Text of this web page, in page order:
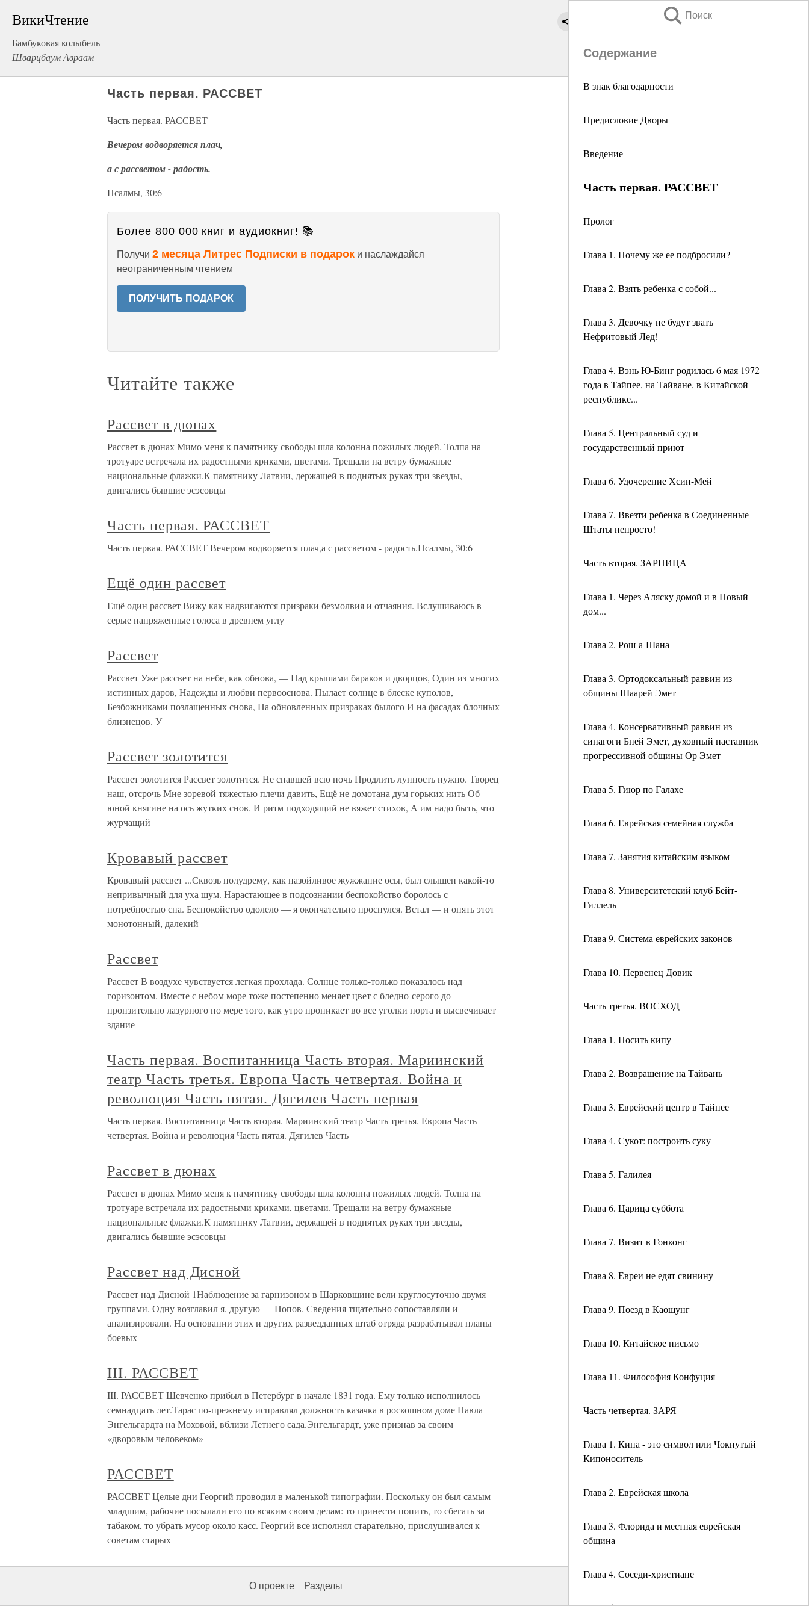
ВикиЧтение
Бамбуковая колыбель
Шварцбаум Авраам
Поиск
Содержание
В знак благодарности
Предисловие Дворы
Введение
Часть первая. РАССВЕТ
Пролог
Глава 1. Почему же ее подбросили?
Глава 2. Взять ребенка с собой...
Глава 3. Девочку не будут звать
Нефритовый Лед!
Глава 4. Вэнь Ю-Бинг родилась 6 мая 1972
года в Тайпее, на Тайване, в Китайской
республике...
Глава 5. Центральный суд и
государственный приют
Глава 6. Удочерение Хсин-Мей
Глава 7. Ввезти ребенка в Соединенные
Штаты непросто!
Часть вторая. ЗАРНИЦА
Глава 1. Через Аляску домой и в Новый
дом...
Глава 2. Рош-а-Шана
Глава 3. Ортодоксальный раввин из
общины Шаарей Эмет
Глава 4. Консервативный раввин из
синагоги Бней Эмет, духовный наставник
прогрессивной общины Ор Эмет
Глава 5. Гиюр по Галахе
Глава 6. Еврейская семейная служба
Глава 7. Занятия китайским языком
Глава 8. Университетский клуб Бейт-
Гиллель
Глава 9. Система еврейских законов
Глава 10. Первенец Довик
Часть третья. ВОСХОД
Глава 1. Носить кипу
Глава 2. Возвращение на Тайвань
Глава 3. Еврейский центр в Тайпее
Глава 4. Сукот: построить суку
Глава 5. Галилея
Глава 6. Царица суббота
Глава 7. Визит в Гонконг
Глава 8. Евреи не едят свинину
Глава 9. Поезд в Каошунг
Глава 10. Китайское письмо
Глава 11. Философия Конфуция
Часть четвертая. ЗАРЯ
Глава 1. Кипа - это символ или Чокнутый
Кипоноситель
Глава 2. Еврейская школа
Глава 3. Флорида и местная еврейская
община
Глава 4. Соседи-христиане
Глава 5. Сфира и хор
Часть первая. РАССВЕТ
Часть первая. РАССВЕТ
Вечером водворяется плач,
а с рассветом - радость.
Псалмы, 30:6
Более 800 000 книг и аудиокниг! 📚
Получи 2 месяца Литрес Подписки в подарок и наслаждайся
неограниченным чтением
ПОЛУЧИТЬ ПОДАРОК
Читайте также
Рассвет в дюнах
Рассвет в дюнах Мимо меня к памятнику свободы шла колонна пожилых людей. Толпа на
тротуаре встречала их радостными криками, цветами. Трещали на ветру бумажные
национальные флажки.К памятнику Латвии, держащей в поднятых руках три звезды,
двигались бывшие эсэсовцы
Часть первая. РАССВЕТ
Часть первая. РАССВЕТ Вечером водворяется плач,а с рассветом - радость.Псалмы, 30:6
Ещё один рассвет
Ещё один рассвет Вижу как надвигаются призраки безмолвия и отчаяния. Вслушиваюсь в
серые напряженные голоса в древнем углу
Рассвет
Рассвет Уже рассвет на небе, как обнова, — Над крышами бараков и дворцов, Один из многих
истинных даров, Надежды и любви первооснова. Пылает солнце в блеске куполов,
Безбожниками позлащенных снова, На обновленных призраках былого И на фасадах блочных
близнецов. У
Рассвет золотится
Рассвет золотится Рассвет золотится. Не спавшей всю ночь Продлить лунность нужно. Творец
наш, отсрочь Мне зоревой тяжестью плечи давить, Ещё не домотана дум горьких нить Об
юной княгине на ось жутких снов. И ритм подходящий не вяжет стихов, А им надо быть, что
журчащий
Кровавый рассвет
Кровавый рассвет ...Сквозь полудрему, как назойливое жужжание осы, был слышен какой-то
непривычный для уха шум. Нарастающее в подсознании беспокойство боролось с
потребностью сна. Беспокойство одолело — я окончательно проснулся. Встал — и опять этот
монотонный, далекий
Рассвет
Рассвет В воздухе чувствуется легкая прохлада. Солнце только-только показалось над
горизонтом. Вместе с небом море тоже постепенно меняет цвет с бледно-серого до
пронзительно лазурного по мере того, как утро проникает во все уголки порта и высвечивает
здание
Часть первая. Воспитанница Часть вторая. Мариинский
театр Часть третья. Европа Часть четвертая. Война и
революция Часть пятая. Дягилев Часть первая
Часть первая. Воспитанница Часть вторая. Мариинский театр Часть третья. Европа Часть
четвертая. Война и революция Часть пятая. Дягилев Часть
Рассвет в дюнах
Рассвет в дюнах Мимо меня к памятнику свободы шла колонна пожилых людей. Толпа на
тротуаре встречала их радостными криками, цветами. Трещали на ветру бумажные
национальные флажки.К памятнику Латвии, держащей в поднятых руках три звезды,
двигались бывшие эсэсовцы
Рассвет над Дисной
Рассвет над Дисной 1Наблюдение за гарнизоном в Шарковщине вели круглосуточно двумя
группами. Одну возглавил я, другую — Попов. Сведения тщательно сопоставляли и
анализировали. На основании этих и других разведданных штаб отряда разрабатывал планы
боевых
III. РАССВЕТ
III. РАССВЕТ Шевченко прибыл в Петербург в начале 1831 года. Ему только исполнилось
семнадцать лет.Тарас по-прежнему исправлял должность казачка в роскошном доме Павла
Энгельгардта на Моховой, вблизи Летнего сада.Энгельгардт, уже признав за своим
«дворовым человеком»
РАССВЕТ
РАССВЕТ Целые дни Георгий проводил в маленькой типографии. Поскольку он был самым
младшим, рабочие посылали его по всяким своим делам: то принести попить, то сбегать за
табаком, то убрать мусор около касс. Георгий все исполнял старательно, прислушивался к
советам старых
О проекте Разделы